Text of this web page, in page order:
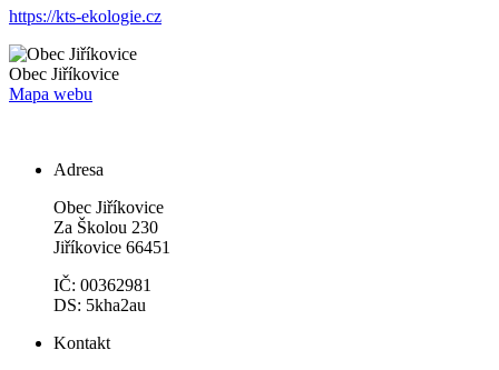
https://kts-ekologie.cz
Obec Jiříkovice
Mapa webu
Adresa
Obec Jiříkovice
Za Školou 230
Jiříkovice 66451
IČ: 00362981
DS: 5kha2au
Kontakt